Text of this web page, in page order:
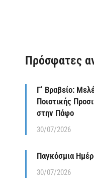
Πρόσφατες
Γ’ Βραβείο:
Ποιοτικής
στην Πάφο
30/07/2026
Παγκόσμια
30/07/2026